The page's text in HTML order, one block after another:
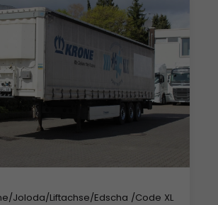
Joloda/Liftachse/Edscha /Code XL